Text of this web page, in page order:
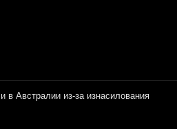
в Австралии из-за изнасилования